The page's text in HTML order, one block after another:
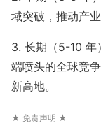
域突破，推动产
3. 长期（5-10 年
端喷头的全球竞
新高地。
★ 免责声明 ★